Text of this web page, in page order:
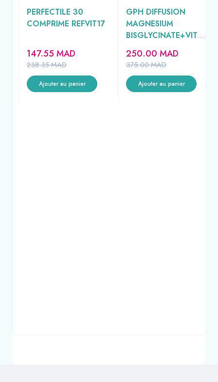
PERFECTILE 30
COMPRIME REFVIT17
238.35MAD
147.55 MAD
Ajouter au panier
GPH DIFFUSION
MAGNESIUM
BISGLYCINATE+VITA
MINE B6 500MG 90
GELULES
375.00MAD
250.00 MAD
Ajouter au panier